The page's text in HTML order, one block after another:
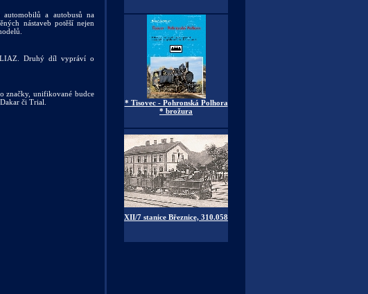
* Tisovec - Pohronská Polhora
* brožura
XII/7 stanice Březnice, 310.058
a autobusů na
nástaveb potěší nejen
LIAZ. Druhý díl vypráví o
značky, unifikované budce
či Trial.